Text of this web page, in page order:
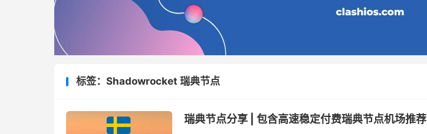
标签：Shadowrocket 瑞典节点
瑞典节点分享 | 包含高速稳定付费瑞典节点机场推荐